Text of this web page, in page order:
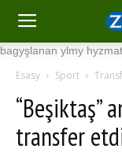
ylmy hyzmatdaşlyk
Esasy Sport
“Beşiktaş”
transfer